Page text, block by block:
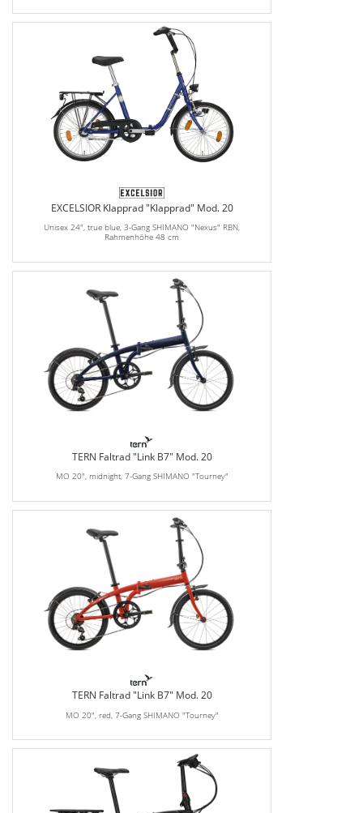
EXCELSIOR Klapprad "Klapprad" Mod. 20
Unisex 24", true blue, 3-Gang SHIMANO "Nexus" RBN,
Rahmenhöhe 48 cm
TERN Faltrad "Link B7" Mod. 20
MO 20", midnight, 7-Gang SHIMANO "Tourney"
TERN Faltrad "Link B7" Mod. 20
MO 20", red, 7-Gang SHIMANO "Tourney"